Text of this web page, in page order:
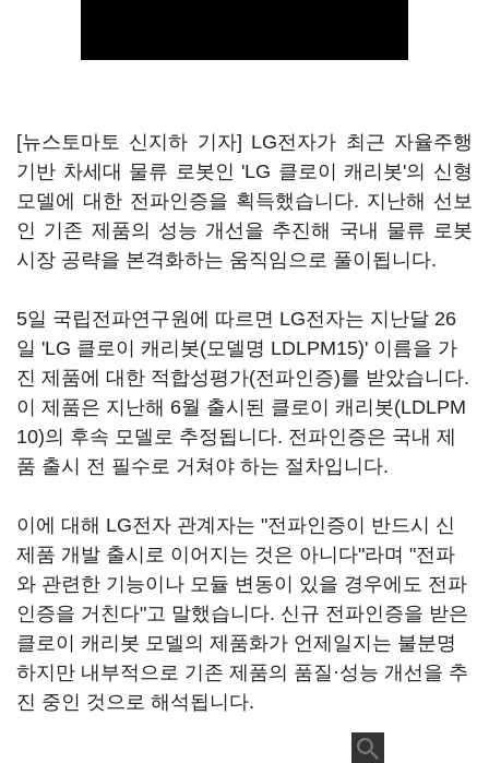
[뉴스토마토 신지하 기자] LG전자가 최근 자율주행
기반 차세대 물류 로봇인 'LG 클로이 캐리봇'의 신형
모델에 대한 전파인증을 획득했습니다. 지난해 선보
인 기존 제품의 성능 개선을 추진해 국내 물류 로봇
시장 공략을 본격화하는 움직임으로 풀이됩니다.
5일 국립전파연구원에 따르면 LG전자는 지난달 26
일 'LG 클로이 캐리봇(모델명 LDLPM15)' 이름을 가
진 제품에 대한 적합성평가(전파인증)를 받았습니다.
이 제품은 지난해 6월 출시된 클로이 캐리봇(LDLPM
10)의 후속 모델로 추정됩니다. 전파인증은 국내 제
품 출시 전 필수로 거쳐야 하는 절차입니다.
이에 대해 LG전자 관계자는 "전파인증이 반드시 신
제품 개발 출시로 이어지는 것은 아니다"라며 "전파
와 관련한 기능이나 모듈 변동이 있을 경우에도 전파
인증을 거친다"고 말했습니다. 신규 전파인증을 받은
클로이 캐리봇 모델의 제품화가 언제일지는 불분명
하지만 내부적으로 기존 제품의 품질·성능 개선을 추
진 중인 것으로 해석됩니다.